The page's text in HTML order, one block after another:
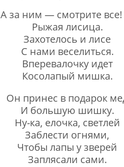
А за ним — смотрите
Рыжая лисица.
Захотелось и лисе
С нами веселиться.
Вперевалочку идет
Косолапый мишка.
Он принес в подарок
И большую шишку.
Ну-ка, елочка, светлей
Заблести огнями,
Чтобы лапы у зверей
Заплясали сами.